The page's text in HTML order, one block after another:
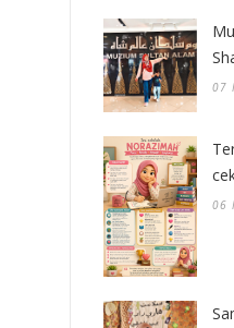
07
06